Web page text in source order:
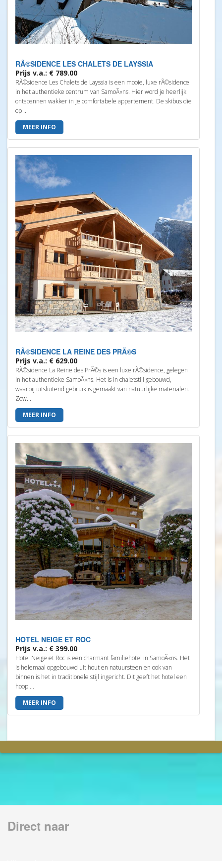
RÃ©SIDENCE LES CHALETS DE LAYSSIA
Prijs v.a.: € 789.00
RÃ©sidence Les Chalets de Layssia is een mooie, luxe rÃ©sidence
in het authentieke centrum van SamoÃ«ns. Hier word je heerlijk
ontspannen wakker in je comfortabele appartement. De skibus die
op ...
MEER INFO
RÃ©SIDENCE LA REINE DES PRÃ©S
Prijs v.a.: € 629.00
RÃ©sidence La Reine des PrÃ©s is een luxe rÃ©sidence, gelegen
in het authentieke SamoÃ«ns. Het is in chaletstijl gebouwd,
waarbij uitsluitend gebruik is gemaakt van natuurlijke materialen.
Zow...
MEER INFO
HOTEL NEIGE ET ROC
Prijs v.a.: € 399.00
Hotel Neige et Roc is een charmant familiehotel in SamoÃ«ns. Het
is helemaal opgebouwd uit hout en natuursteen en ook van
binnen is het in traditionele stijl ingericht. Dit geeft het hotel een
hoop ...
MEER INFO
Direct naar